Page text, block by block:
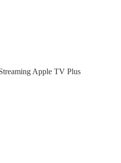
Apple TV Plus